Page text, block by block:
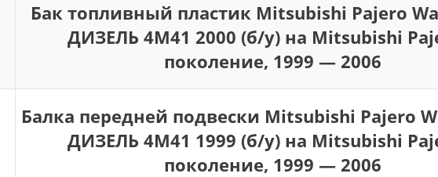
Бак топливный пластик Mitsubishi Pajero
ДИЗЕЛЬ 4M41 2000 (б/у) на Mitsubishi
поколение, 1999 — 2006
Балка передней подвески Mitsubishi Pajero
ДИЗЕЛЬ 4M41 1999 (б/у) на Mitsubishi
поколение, 1999 — 2006